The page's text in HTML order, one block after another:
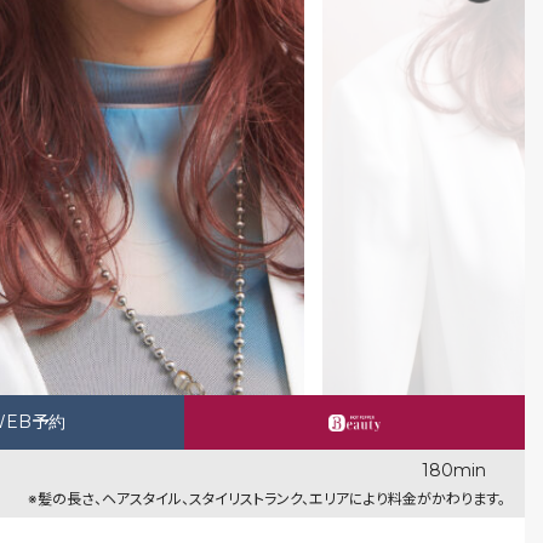
予約
180min
※髪の長さ、ヘアスタイル、スタイリストランク、エリアにより料金がかわります。